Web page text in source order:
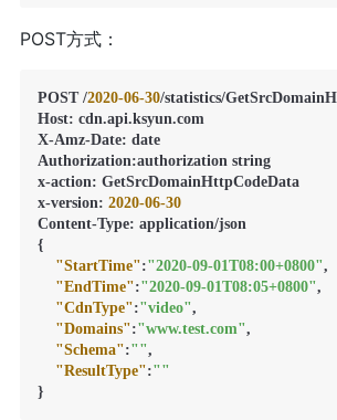
POST方式：
POST /2020-06-30/statistics/
Host: cdn.api.ksyun.com
X-Amz-Date: date
Authorization:authorization string
x-action: GetSrcDomainHttpCodeData
x-version: 2020-06-30
Content-Type:
{
"StartTime":"2020-09-01T08:00+0800",
"EndTime":"2020-09-01T08:05+0800",
"CdnType":"video",
"Domains":"www.test.com",
"Schema":"",
"ResultType":""
}